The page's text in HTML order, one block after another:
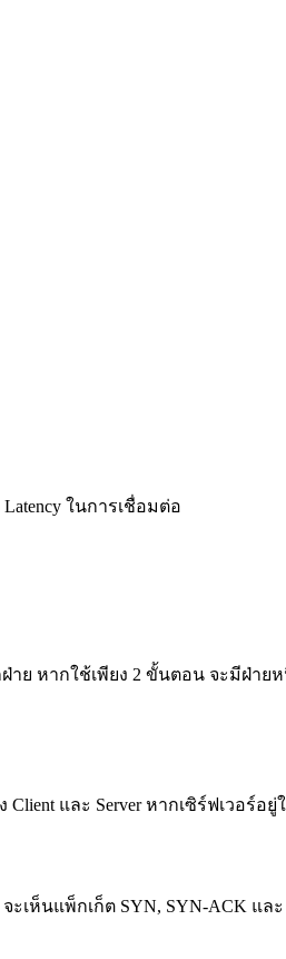
ในการเชื่อมต่อ
ฝ่าย หากใช้เพียง 2 ขั้นตอน จะมีฝ่
และ Server หากเซิร์ฟเวอร์อ
จะเห็นแพ็กเก็ต SYN, SYN-ACK แ